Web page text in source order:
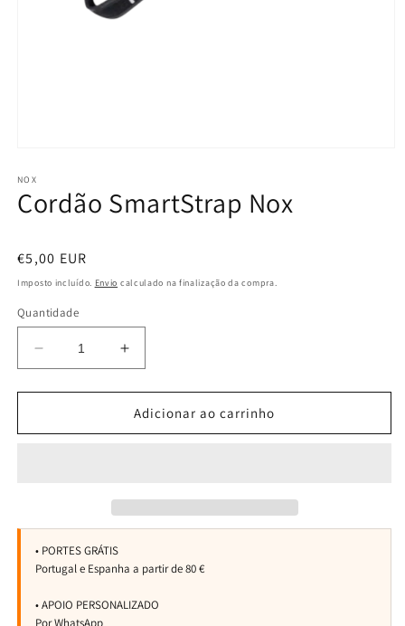
multimédia
1
em
NOX
Cordão SmartStrap Nox
Preço
normal
€5,00 EUR
Imposto incluído. Envio calculado na finalização da compra.
Quantidade
Diminuir
a
quantidade
Cordão
Aumentar
a
quantidade
de
Cordão
Adicionar ao carrinho